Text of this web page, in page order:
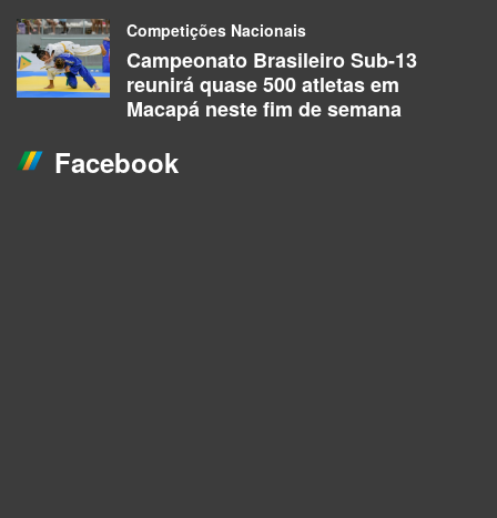
Competições Nacionais
Campeonato Brasileiro Sub-13
reunirá quase 500 atletas em
Macapá neste fim de semana
Facebook